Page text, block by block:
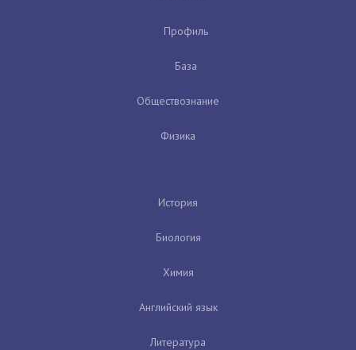
Профиль
База
Обществознание
Физика
История
Биология
Химия
Английский язык
Литература